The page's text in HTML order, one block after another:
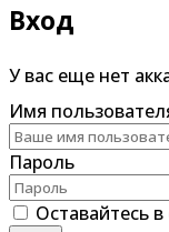
Вход
У вас еще нет
Имя
Пароль
Оставайтесь